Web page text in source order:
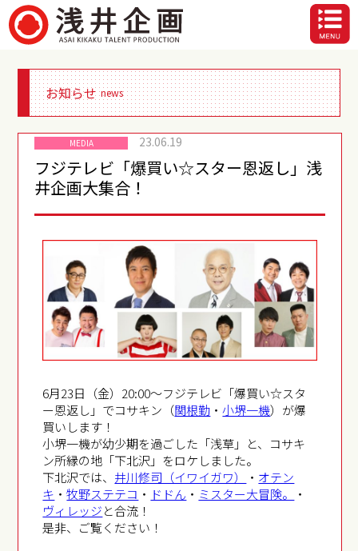
お知らせ news
MEDIA 23.06.19
フジテレビ「爆買い☆スター恩返し」浅
井企画大集合！
6月23日（金）20:00～フジテレビ「爆買い☆スタ
ー恩返し」でコサキン（関根勤 ・小堺一機）が爆
買いします！
小堺一機が幼少期を過ごした「浅草」と、コサキ
ン所縁の地「下北沢」をロケしました。
下北沢では、 井川修司（イワイガワ） ・ オテン
キ ・牧野ステテコ ・ ドドん ・ ミスター大冒険。
・
ヴィレッジと合流！
是非、ご覧ください！